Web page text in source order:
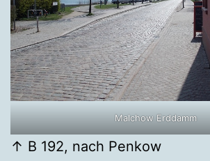
Malchow Erddamm
↑ B 192, nach Penkow